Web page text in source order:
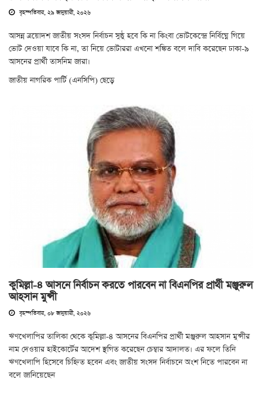
বৃহস্পতিবার, ২৯ জানুয়ারী, ২০২৬
আসন্ন ত্রয়োদশ জাতীয় সংসদ নির্বাচন সুষ্ঠু হবে কি না কিংবা ভোটকেন্দ্রে নির্বিঘ্নে গিয়ে
ভোট দেওয়া যাবে কি না, তা নিয়ে ভোটাররা এখনো শঙ্কিত বলে দাবি করেছেন ঢাকা-৯
আসনের প্রার্থী তাসনিম জারা।
জাতীয় নাগরিক পার্টি (এনসিপি) ছেড়ে
কুমিল্লা-৪ আসনে নির্বাচন করতে পারবেন না বিএনপির প্রার্থী মঞ্জুরুল
আহসান মুন্সী
বৃহস্পতিবার, ০৮ জানুয়ারী, ২০২৬
ঋণখেলাপির তালিকা থেকে কুমিল্লা-৪ আসনের বিএনপির প্রার্থী মঞ্জুরুল আহসান মুন্সীর
নাম দেওয়ার হাইকোর্টের আদেশ স্থগিত করেছেন চেম্বার আদালত। এর ফলে তিনি
ঋণখেলাপি হিসেবে চিহ্নিত হবেন এবং জাতীয় সংসদ নির্বাচনে অংশ নিতে পারবেন না
বলে জানিয়েছেন